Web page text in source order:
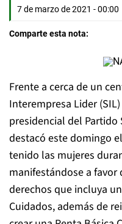
7 de marzo de 2021 - 00:00
Comparte esta nota:
Frente a cerca de un
Interempresa Lider
presidencial del Partido
destacó este domingo
tenido las mujeres
manifestándose a favor
derechos que incluya
Cuidados, además de